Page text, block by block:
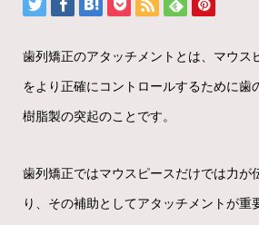
歯列矯正のアタッチメントとは、マウス
をより正確にコントロールするために歯
樹脂製の突起のことです。
歯列矯正ではマウスピースだけでは力が
り、その補助としてアタッチメントが重